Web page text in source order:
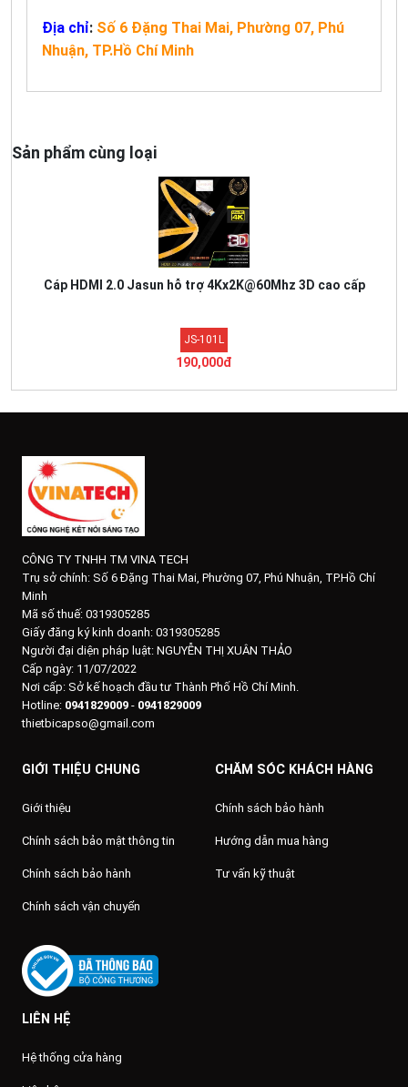
Địa chỉ: Số 6 Đặng Thai Mai, Phường 07, Phú
Nhuận, TP.Hồ Chí Minh
Sản phẩm cùng loại
Cáp HDMI 2.0 Jasun hỗ trợ 4Kx2K@60Mhz 3D cao cấp
JS-101L
190,000đ
CÔNG TY TNHH TM VINA TECH
Trụ sở chính: Số 6 Đặng Thai Mai, Phường 07, Phú Nhuận, TP.Hồ Chí
Minh
Mã số thuế: 0319305285
Giấy đăng ký kinh doanh: 0319305285
Người đại diện pháp luật: NGUYỄN THỊ XUÂN THẢO
Cấp ngày: 11/07/2022
Nơi cấp: Sở kế hoạch đầu tư Thành Phố Hồ Chí Minh.
Hotline: 0941829009 - 0941829009
thietbicapso@gmail.com
GIỚI THIỆU CHUNG
Giới thiệu
Chính sách bảo mật thông tin
Chính sách bảo hành
Chính sách vận chuyển
CHĂM SÓC KHÁCH HÀNG
Chính sách bảo hành
Hướng dẫn mua hàng
Tư vấn kỹ thuật
LIÊN HỆ
Hệ thống cửa hàng